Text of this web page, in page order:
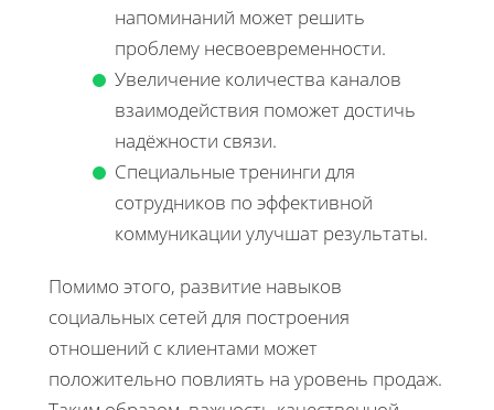
напоминаний может решить
проблему несвоевременности.
Увеличение количества каналов
взаимодействия поможет достичь
надёжности связи.
Специальные тренинги для
сотрудников по эффективной
коммуникации улучшат результаты.
Помимо этого, развитие навыков
социальных сетей для построения
отношений с клиентами может
положительно повлиять на уровень продаж.